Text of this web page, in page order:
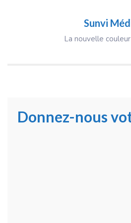
Sunvi
La nouvelle
Donnez-nous